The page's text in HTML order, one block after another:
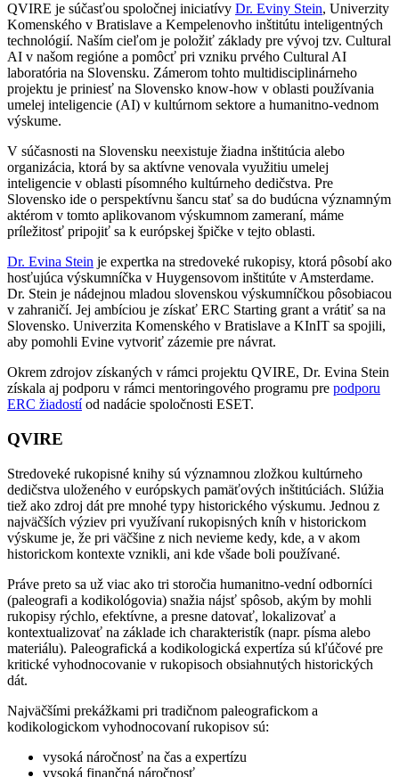
QVIRE je súčasťou spoločnej iniciatívy Dr. Eviny Stein, Univerzity
Komenského v Bratislave a Kempelenovho inštitútu inteligentných
technológií. Naším cieľom je položiť základy pre vývoj tzv. Cultural
AI v našom regióne a pomôcť pri vzniku prvého Cultural AI
laboratória na Slovensku. Zámerom tohto multidisciplinárneho
projektu je priniesť na Slovensko know-how v oblasti používania
umelej inteligencie (AI) v kultúrnom sektore a humanitno-vednom
výskume.
V súčasnosti na Slovensku neexistuje žiadna inštitúcia alebo
organizácia, ktorá by sa aktívne venovala využitiu umelej
inteligencie v oblasti písomného kultúrneho dedičstva. Pre
Slovensko ide o perspektívnu šancu stať sa do budúcna významným
aktérom v tomto aplikovanom výskumnom zameraní, máme
príležitosť pripojiť sa k európskej špičke v tejto oblasti.
Dr. Evina Stein je expertka na stredoveké rukopisy, ktorá pôsobí ako
hosťujúca výskumníčka v Huygensovom inštitúte v Amsterdame.
Dr. Stein je nádejnou mladou slovenskou výskumníčkou pôsobiacou
v zahraničí. Jej ambíciou je získať ERC Starting grant a vrátiť sa na
Slovensko. Univerzita Komenského v Bratislave a KInIT sa spojili,
aby pomohli Evine vytvoriť zázemie pre návrat.
Okrem zdrojov získaných v rámci projektu QVIRE, Dr. Evina Stein
získala aj podporu v rámci mentoringového programu pre podporu
ERC žiadostíod nadácie spoločnosti ESET.
QVIRE
Stredoveké rukopisné knihy sú významnou zložkou kultúrneho
dedičstva uloženého v európskych pamäťových inštitúciách. Slúžia
tiež ako zdroj dát pre mnohé typy historického výskumu. Jednou z
najväčších výziev pri využívaní rukopisných kníh v historickom
výskume je, že pri väčšine z nich nevieme kedy, kde, a v akom
historickom kontexte vznikli, ani kde všade boli používané.
Práve preto sa už viac ako tri storočia humanitno-vední odborníci
(paleografi a kodikológovia) snažia nájsť spôsob, akým by mohli
rukopisy rýchlo, efektívne, a presne datovať, lokalizovať a
kontextualizovať na základe ich charakteristík (napr. písma alebo
materiálu). Paleografická a kodikologická expertíza sú kľúčové pre
kritické vyhodnocovanie v rukopisoch obsiahnutých historických
dát.
Najväčšími prekážkami pri tradičnom paleografickom a
kodikologickom vyhodnocovaní rukopisov sú:
vysoká náročnosť na čas a expertízu
vysoká finančná náročnosť